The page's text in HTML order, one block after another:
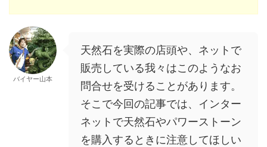
バイヤー山本
天然石を実際の店頭や、ネットで
販売している我々はこのようなお
問合せを受けることがあります。
そこで今回の記事では、インター
ネットで天然石やパワーストーン
を購入するときに注意してほしい